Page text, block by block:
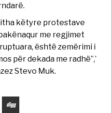
këtyre protestave
me regjimet
është zemërimi i
për dekada me radhë”,’
Stevo Muk.